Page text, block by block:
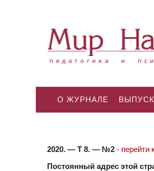
О ЖУРНАЛЕ
2020. — Т 8. — №2 - перейти
Постоянный адрес этой